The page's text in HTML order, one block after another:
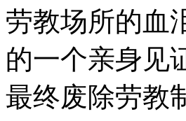
劳教场所的血
的一个亲身见
最终废除劳教